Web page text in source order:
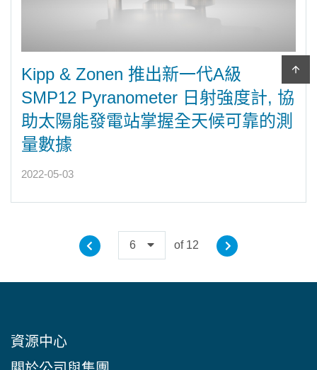
Kipp & Zonen 推出新一代A級
SMP12 Pyranometer 日射強度計, 協
助太陽能發電站掌握全天候可靠的測
量數據
2022-05-03
6 of 12
資源中心
arrow_upward